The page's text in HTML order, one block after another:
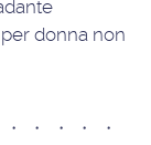
donna non